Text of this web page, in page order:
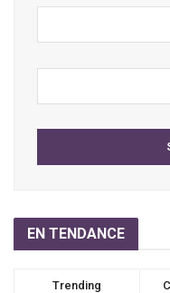
EN TENDANCE
Trending